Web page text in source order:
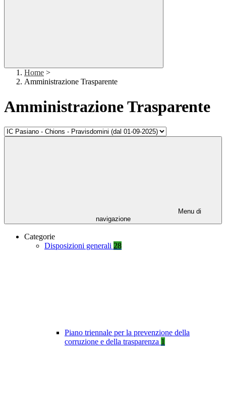
Home >
Amministrazione Trasparente
Amministrazione Trasparente
Menu di
navigazione
Categorie
Disposizioni generali 28
Piano triennale per la prevenzione della
corruzione e della trasparenza 1